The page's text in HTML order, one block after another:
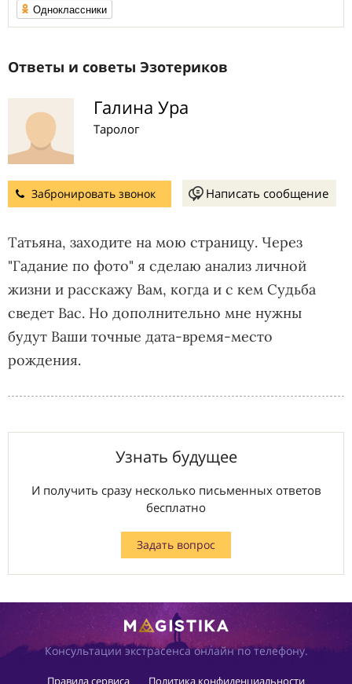
Одноклассники
Ответы и советы Эзотериков
Галина Ура
Таролог
Забронировать звонок Написать сообщение
Татьяна, заходите на мою страницу. Через
"Гадание по фото" я сделаю анализ личной
жизни и расскажу Вам, когда и с кем Судьба
сведет Вас. Но дополнительно мне нужны
будут Ваши точные дата-время-место
рождения.
Узнать будущее
И получить сразу несколько письменных ответов
бесплатно
Задать вопрос
Консультации экстрасенса онлайн по телефону.
Правила сервиса Политика конфиденциальности